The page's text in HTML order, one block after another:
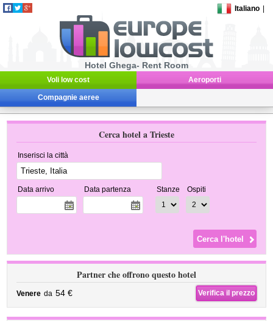
Italiano
Hotel Ghega- Rent Room
Voli low cost Aeroporti
Compagnie aeree
Cerca hotel a Trieste
Inserisci la città
Data arrivo Data partenza Stanze Ospiti
Partner che offrono questo hotel
Venere da 54 € Verifica il prezzo